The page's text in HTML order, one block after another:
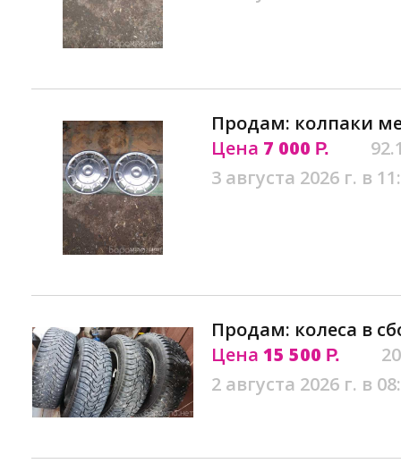
Продам: колпаки
Цена 7 000 Р.
3 августа 2026 г. в
Продам: колеса в
Цена 15 500 Р.
2 августа 2026 г. в